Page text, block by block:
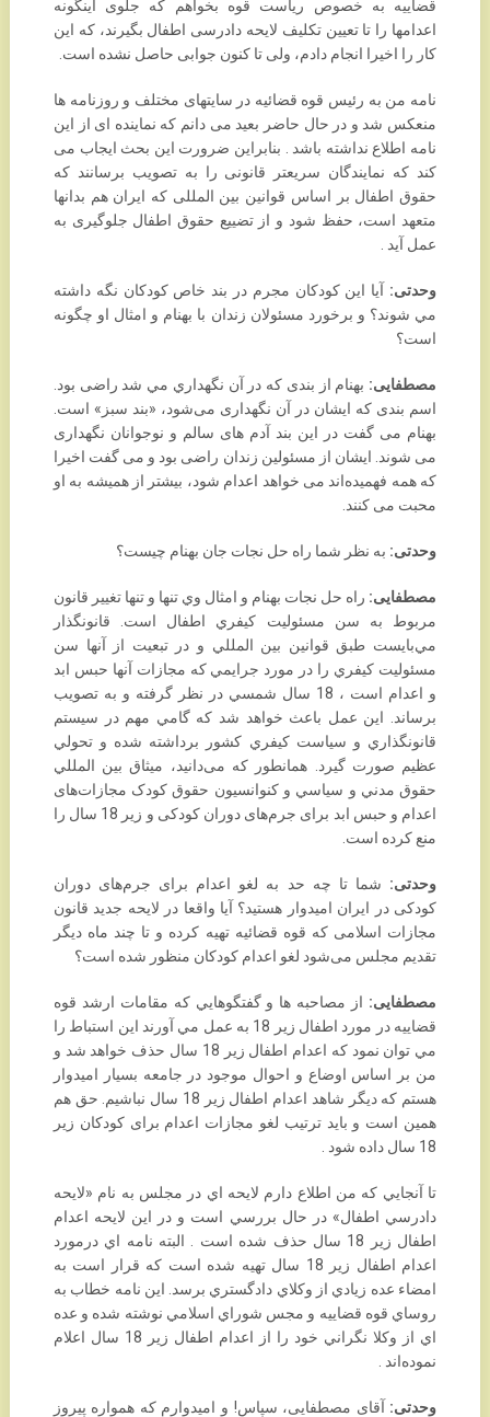
قضاییه به خصوص ریاست قوه بخواهم که جلوی اینگونه
اعدامها را تا تعیین تکلیف لایحه ‏دادرسی اطفال بگیرند، که این
کار را اخیرا انجام دادم، ولی تا کنون جوابی حاصل نشده است. ‏
نامه من به رئیس قوه قضائیه در سایتهای مختلف و روزنامه ها
منعکس شد و در حال حاضر بعید می دانم که ‏نماینده ای از این
نامه اطلاع نداشته باشد . بنابراین ضرورت این بحث ایجاب می
کند که نمایندگان سریعتر ‏قانونی را به تصویب برسانند که
حقوق اطفال بر اساس قوانین بین المللی که ایران هم بدانها
متعهد است، حفظ ‏شود و از تضییع حقوق اطفال جلوگیری به
عمل آید .‏
وحدتی: آيا اين کودکان مجرم در بند خاص کودکان نگه داشته
مي شوند؟ و برخورد مسئولان زندان با بهنام ‏و امثال او چگونه
است؟
مصطفایی: بهنام از بندی که در آن نگهداري مي شد راضی بود.
اسم بندی که ایشان در آن نگهداری می‌شود، «بند سبز» ‏است.
بهنام می گفت در این بند آدم های سالم و نوجوانان نگهداری
می شوند. ایشان از مسئولین زندان راضی ‏بود و می گفت اخیرا
که همه فهمیده‌اند می خواهد اعدام شود، بیشتر از همیشه به او
محبت می کنند.‏
وحدتی: به نظر شما راه حل نجات جان بهنام چیست؟ ‏
مصطفایی: راه حل نجات بهنام و امثال وي تنها و تنها تغيير قانون
مربوط به سن مسئوليت كيفري اطفال است. ‏قانونگذار
مي‌بايست طبق قوانين بين المللي و در تبعيت از آنها سن
مسئوليت كيفري را در مورد ‏جرايمي كه مجازات آنها حبس ابد
و اعدام است ، 18 سال شمسي در نظر گرفته و به تصويب
برساند. اين ‏عمل باعث خواهد شد كه گامي مهم در سيستم
قانونگذاري و سياست كيفري كشور برداشته شده و تحولي
عظيم ‏صورت گيرد. همانطور که می‌دانید، ميثاق بين المللي
حقوق مدني و سياسي و کنوانسيون حقوق کودک ‏مجازات‌های
اعدام و حبس ابد برای جرم‌های دوران کودکی و زیر 18 سال را
منع کرده است.‏
وحدتی: شما تا چه حد به لغو اعدام برای جرم‌های دوران
کودکی در ایران امیدوار هستید؟ آیا واقعا در لایحه ‏جدید قانون
مجازات اسلامی که قوه قضائیه تهیه کرده و تا چند ماه دیگر
تقدیم مجلس می‌شود لغو اعدام ‏کودکان منظور شده است؟
مصطفایی: از مصاحبه ها و گفتگوهايي كه مقامات ارشد قوه
قضاييه در مورد اطفال زير 18 به عمل مي ‏آورند اين استباط را
مي توان نمود كه اعدام اطفال زير 18 سال حذف خواهد شد و
من بر اساس اوضاع و ‏احوال موجود در جامعه بسيار اميدوار
هستم كه ديگر شاهد اعدام اطفال زير 18 سال نباشيم. حق هم
همين ‏است و بايد ترتيب لغو مجازات اعدام برای کودکان زیر
18 سال داده شود . ‏
تا آنجايي كه من اطلاع دارم لايحه اي در مجلس به نام «لايحه
دادرسي اطفال» در حال بررسي است و در اين ‏لايحه اعدام
اطفال زير 18 سال حذف شده است . البته نامه اي درمورد
اعدام اطفال زير 18 سال تهيه شده ‏است كه قرار است به
امضاء عده زيادي از وكلاي دادگستري برسد. اين نامه خطاب به
روساي قوه قضاييه و ‏مجس شوراي اسلامي نوشته شده و عده
اي از وكلا نگراني خود را از اعدام اطفال زير 18 سال اعلام
‏نموده‌اند .‏
وحدتی: آقای مصطفایی، سپاس! و امیدوارم که همواره پیروز